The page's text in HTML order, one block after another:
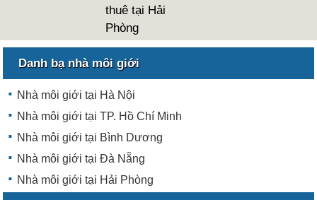
thuê tại Hải
Phòng
Danh bạ nhà môi giới
Nhà môi giới tại Hà Nội
Nhà môi giới tại TP. Hồ Chí Minh
Nhà môi giới tại Bình Dương
Nhà môi giới tại Đà Nẵng
Nhà môi giới tại Hải Phòng